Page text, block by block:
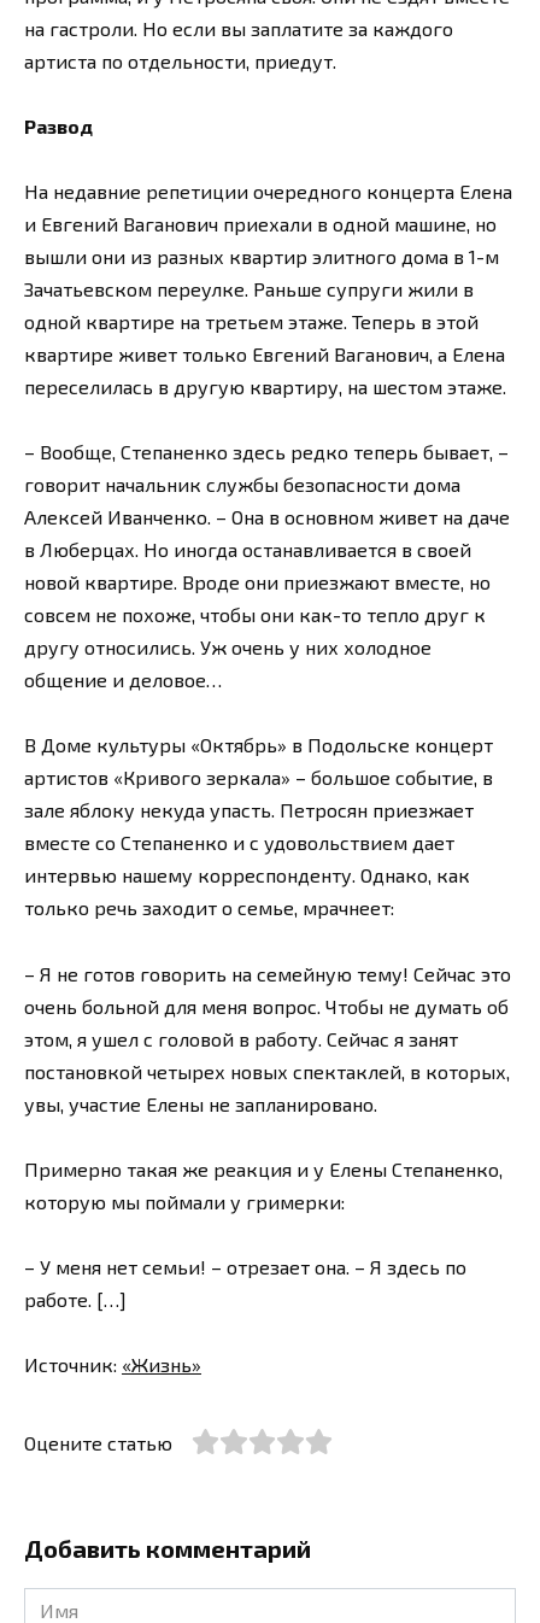
на гастроли. Но если вы заплатите за каждого
артиста по отдельности, приедут.
Развод
На недавние репетиции очередного концерта Елена
и Евгений Ваганович приехали в одной машине, но
вышли они из разных квартир элитного дома в 1-м
Зачатьевском переулке. Раньше супруги жили в
одной квартире на третьем этаже. Теперь в этой
квартире живет только Евгений Ваганович, а Елена
переселилась в другую квартиру, на шестом этаже.
– Вообще, Степаненко здесь редко теперь бывает, –
говорит начальник службы безопасности дома
Алексей Иванченко. – Она в основном живет на даче
в Люберцах. Но иногда останавливается в своей
новой квартире. Вроде они приезжают вместе, но
совсем не похоже, чтобы они как-то тепло друг к
другу относились. Уж очень у них холодное
общение и деловое…
В Доме культуры «Октябрь» в Подольске концерт
артистов «Кривого зеркала» – большое событие, в
зале яблоку некуда упасть. Петросян приезжает
вместе со Степаненко и с удовольствием дает
интервью нашему корреспонденту. Однако, как
только речь заходит о семье, мрачнеет:
– Я не готов говорить на семейную тему! Сейчас это
очень больной для меня вопрос. Чтобы не думать об
этом, я ушел с головой в работу. Сейчас я занят
постановкой четырех новых спектаклей, в которых,
увы, участие Елены не запланировано.
Примерно такая же реакция и у Елены Степаненко,
которую мы поймали у гримерки:
– У меня нет семьи! – отрезает она. – Я здесь по
работе. […]
Источник: «Жизнь»
Оцените статью
Добавить комментарий
Имя